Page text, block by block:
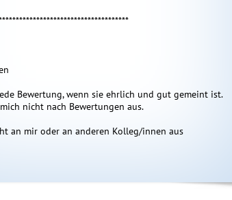
Medium Sol… Sternendeu…
ID: 222
Der Sternendeuter blickt
Bewertung, wenn sie ehrlich und gut gemeint ist.
nicht nach Bewertungen aus.
an mir oder an anderen Kolleg/innen aus